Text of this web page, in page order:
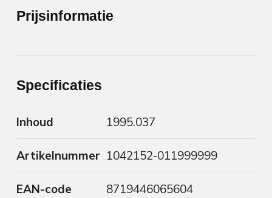
Prijsinformatie
Specificaties
Inhoud 1995.037
Artikelnummer 1042152-011999999
EAN-code 8719446065604